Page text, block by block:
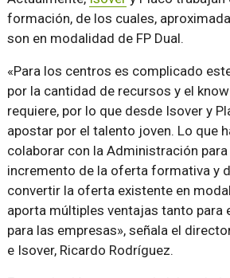
formación, de los cuales,
son en modalidad de FP Dual.
«Para los centros es complicado
por la cantidad de recursos y el
requiere, por lo que desde Isover y
apostar por el talento joven. Lo que
colaborar con la Administración
incremento de la oferta formativa y
convertir la oferta existente en
aporta múltiples ventajas tanto para
para las empresas», señala el
e Isover, Ricardo Rodríguez.